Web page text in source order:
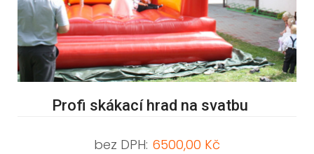
Profi skákací hrad na svatbu
bez DPH: 6500,00 Kč